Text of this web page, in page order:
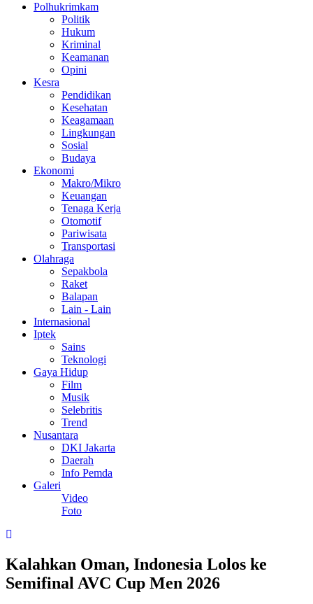
Polhukrimkam
Politik
Hukum
Kriminal
Keamanan
Opini
Kesra
Pendidikan
Kesehatan
Keagamaan
Lingkungan
Sosial
Budaya
Ekonomi
Makro/Mikro
Keuangan
Tenaga Kerja
Otomotif
Pariwisata
Transportasi
Olahraga
Sepakbola
Raket
Balapan
Lain - Lain
Internasional
Iptek
Sains
Teknologi
Gaya Hidup
Film
Musik
Selebritis
Trend
Nusantara
DKI Jakarta
Daerah
Info Pemda
Galeri
Video
Foto
Kalahkan Oman, Indonesia Lolos ke
Semifinal AVC Cup Men 2026